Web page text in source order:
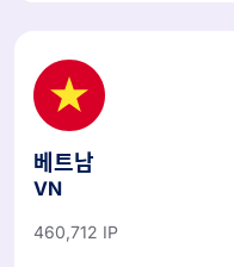
베트남
VN
460,712 IP